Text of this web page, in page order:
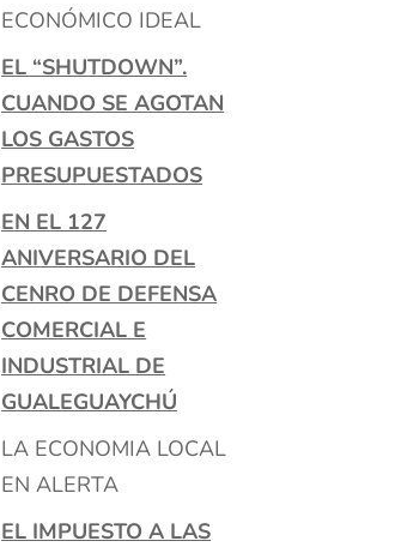
ECONÓMICO IDEAL
EL “SHUTDOWN”.
CUANDO SE AGOTAN
LOS GASTOS
PRESUPUESTADOS
EN EL 127
ANIVERSARIO DEL
CENRO DE DEFENSA
COMERCIAL E
INDUSTRIAL DE
GUALEGUAYCHÚ
LA ECONOMIA LOCAL
EN ALERTA
EL IMPUESTO A LAS